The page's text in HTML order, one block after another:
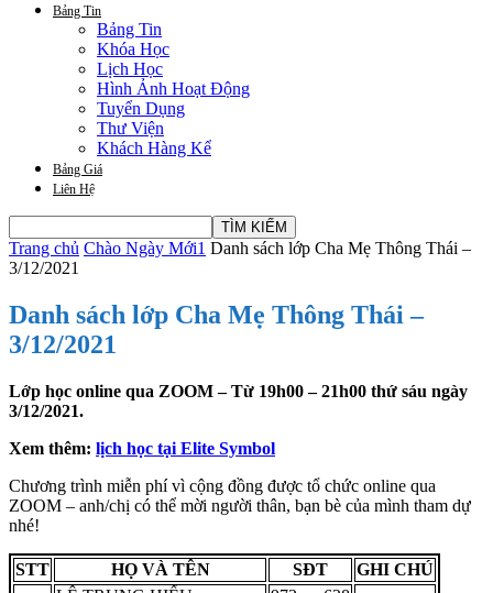
Bảng Tin
Bảng Tin
Khóa Học
Lịch Học
Hình Ảnh Hoạt Động
Tuyển Dụng
Thư Viện
Khách Hàng Kể
Bảng Giá
Liên Hệ
Trang chủ Chào Ngày Mới1 Danh sách lớp Cha Mẹ Thông Thái –
3/12/2021
Danh sách lớp Cha Mẹ Thông Thái –
3/12/2021
Lớp học online qua ZOOM – Từ 19h00 – 21h00 thứ sáu ngày
3/12/2021.
Xem thêm: lịch học tại Elite Symbol
Chương trình miễn phí vì cộng đồng được tổ chức online qua
ZOOM – anh/chị có thể mời người thân, bạn bè của mình tham dự
nhé!
STT HỌ VÀ TÊN SĐT
GHI CHÚ